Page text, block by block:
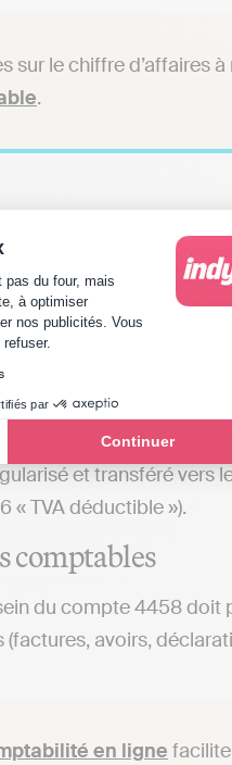
:
pas du four, mais
à optimiser
nos publicités. Vous
par
Continuer
sur le chiffre d’affaires
.
compte
à des règles
au compte
régularisé (par
et transféré
« TVA déductible »).
comptables
du compte 4458 doit
avoirs,
en ligne